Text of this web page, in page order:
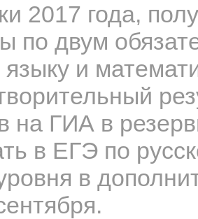
2017 года,
по двум
языку и
на ГИА в
в ЕГЭ по
в